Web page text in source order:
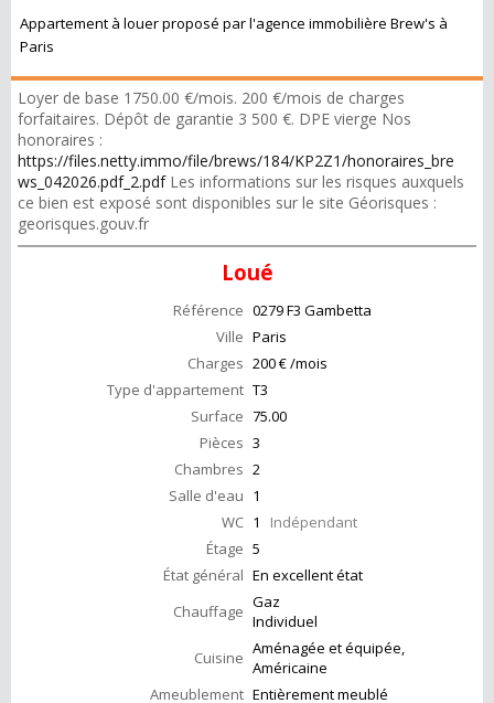
Appartement à louer proposé par l'agence immobilière Brew's à
Paris
Loyer de base 1750.00 €/mois. 200 €/mois de charges
forfaitaires. Dépôt de garantie 3 500 €. DPE vierge Nos
honoraires :
https://files.netty.immo/file/brews/184/KP2Z1/honoraires_bre
ws_042026.pdf_2.pdfLes informations sur les risques auxquels
ce bien est exposé sont disponibles sur le site Géorisques :
georisques.gouv.fr
Loué
Référence 0279 F3 Gambetta
Ville Paris
Charges 200 € /mois
Type d'appartement T3
Surface 75.00
Pièces 3
Chambres 2
Salle d'eau 1
WC 1 Indépendant
Étage 5
État général En excellent état
Chauffage Gaz
Individuel
Cuisine Aménagée et équipée,
Américaine
Ameublement Entièrement meublé